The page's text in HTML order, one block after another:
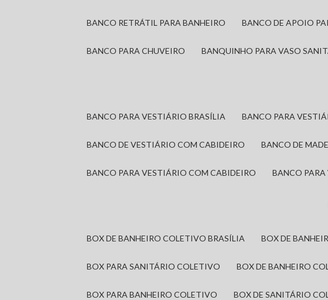
BANCO RETRÁTIL PARA BANHEIRO BANCO DE APOIO
BANCO PARA CHUVEIRO BANQUINHO PARA VASO
BANCO PARA VESTIÁRIO BRASÍLIA BANCO PARA
BANCO DE VESTIÁRIO COM CABIDEIRO BANCO DE
BANCO PARA VESTIÁRIO COM CABIDEIRO BANCO
BOX DE BANHEIRO COLETIVO BRASÍLIA BOX DE
BOX PARA SANITÁRIO COLETIVO BOX DE BANHEIRO
BOX PARA BANHEIRO COLETIVO BOX DE SANITÁRIO